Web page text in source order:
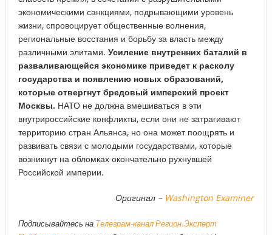
экономическими санкциями, подрывающими уровень
жизни, спровоцирует общественные волнения,
региональные восстания и борьбу за власть между
различными элитами. Усиление внутренних баталий в
разваливающейся экономике приведет к расколу
государства и появлению новых образований,
которые отвергнут бредовый имперский проект
Москвы. НАТО не должна вмешиваться в эти
внутрироссийские конфликты, если они не затрагивают
территорию стран Альянса, но она может поощрять и
развивать связи с молодыми государствами, которые
возникнут на обломках окончательно рухнувшей
Российской империи.
Оригинал – Washington Examiner
Подписывайтесь на Телеграм-канал Регион.Эксперт